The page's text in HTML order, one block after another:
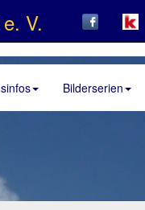
V.
Bilderserien